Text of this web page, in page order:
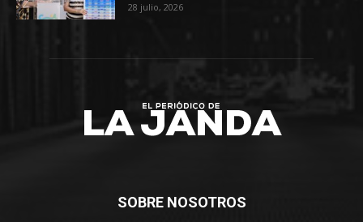
28 julio, 2026
SOBRE NOSOTROS